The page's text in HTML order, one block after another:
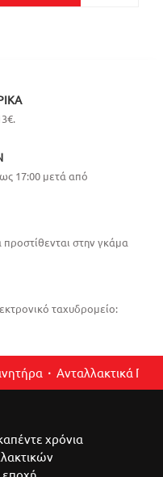
17:00 μετά από
στην γκάμα
ταχυδρομείο:
Ανταλλακτικά
χρόνια